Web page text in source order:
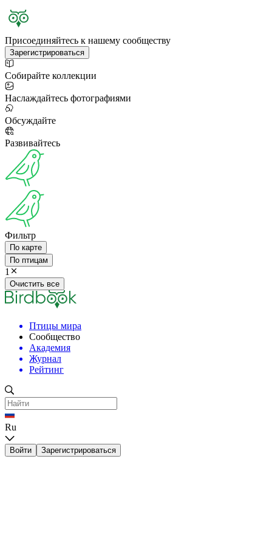
Присоединяйтесь к нашему сообществу
Зарегистрироваться
Собирайте коллекции
Наслаждайтесь фотографиями
Обсуждайте
Развивайтесь
Фильтр
По карте
По птицам
1
Очистить все
Птицы мира
Сообщество
Академия
Журнал
Рейтинг
Ru
Войти Зарегистрироваться